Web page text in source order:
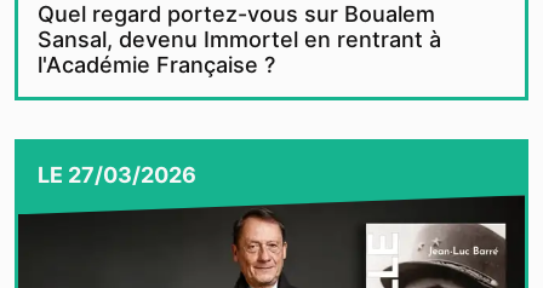
Quel regard portez-vous sur Boualem
Sansal, devenu Immortel en rentrant à
l'Académie Française ?
LE 27/03/2026